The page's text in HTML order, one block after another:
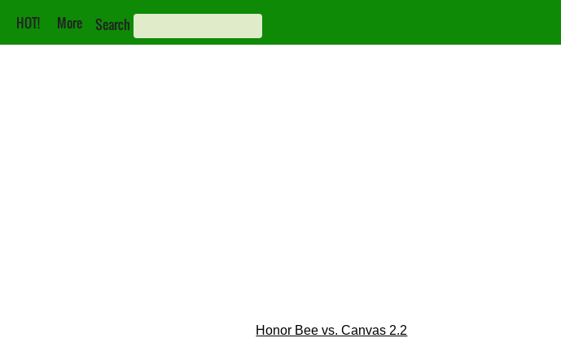
HOT! More Search
Honor Bee vs. Canvas 2.2